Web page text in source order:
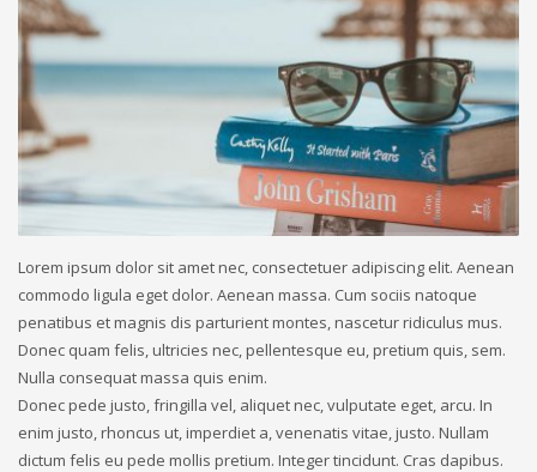
Lorem ipsum dolor sit amet nec, consectetuer adipiscing elit. Aenean
commodo ligula eget dolor. Aenean massa. Cum sociis natoque
penatibus et magnis dis parturient montes, nascetur ridiculus mus.
Donec quam felis, ultricies nec, pellentesque eu, pretium quis, sem.
Nulla consequat massa quis enim.
Donec pede justo, fringilla vel, aliquet nec, vulputate eget, arcu. In
enim justo, rhoncus ut, imperdiet a, venenatis vitae, justo. Nullam
dictum felis eu pede mollis pretium. Integer tincidunt. Cras dapibus.